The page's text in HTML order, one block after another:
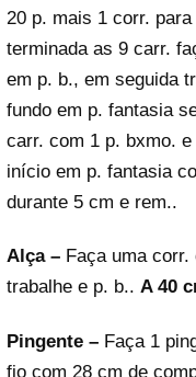
20 p. mais 1 corr.
terminada as 9 carr.
em p. b., em seguida
fundo em p. fantasia
carr. com 1 p. bxmo.
início em p. fantasia
durante 5 cm e rem..
Alça – Faça uma
trabalhe e p. b.. A 40
Pingente – Faça 1
fio com 28 cm de